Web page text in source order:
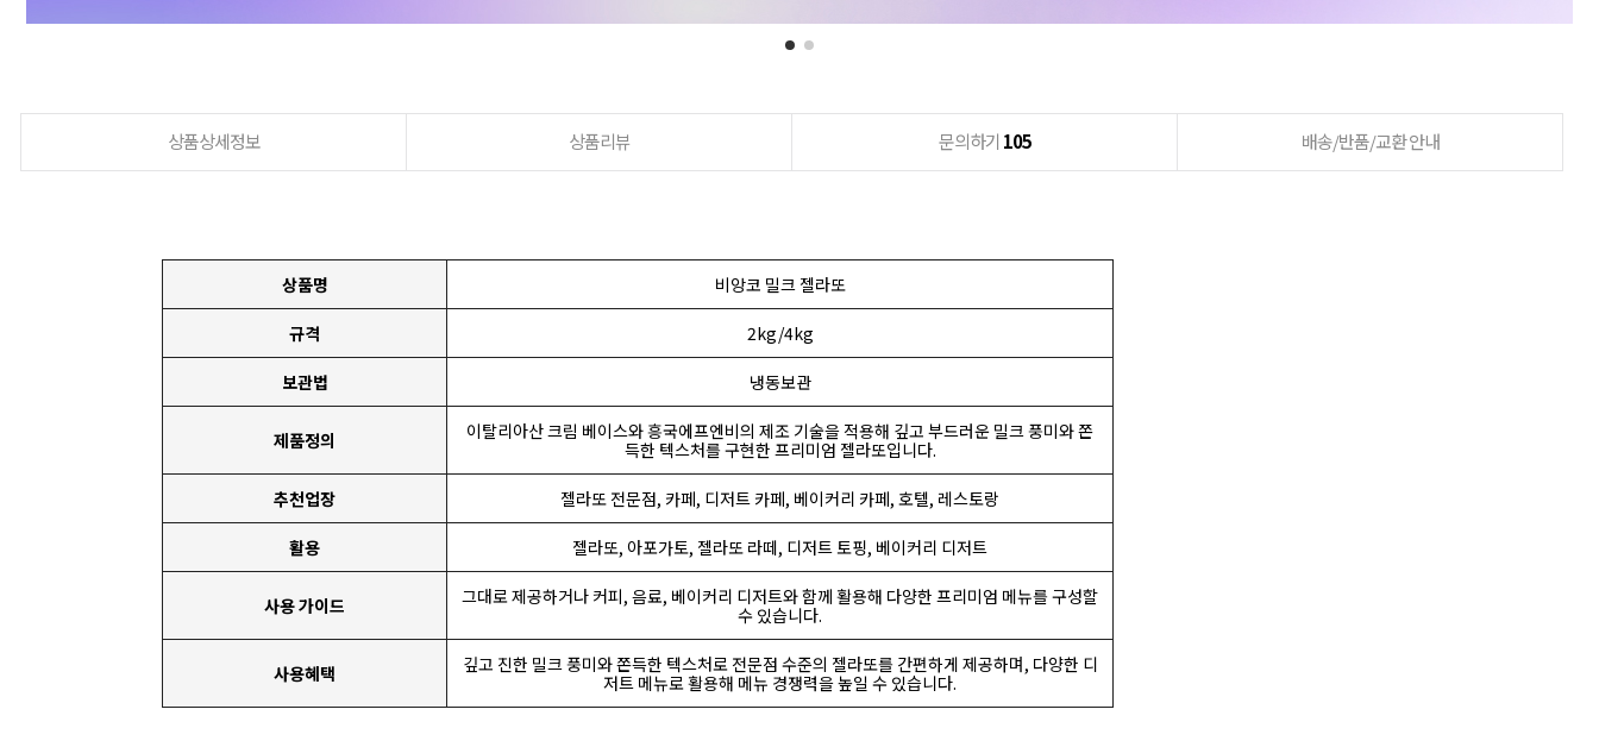
상품상세정보 상품리뷰 문의하기 105 배송/반품/교환 안내
상품명 비앙코 밀크 젤라또
규격 2kg/4kg
보관법 냉동보관
제품정의
이탈리아산 크림 베이스와 흥국에프엔비의 제조 기술을 적용해 깊고 부드러운 밀크 풍미와 쫀
득한 텍스처를 구현한 프리미엄 젤라또입니다.
추천업장 젤라또 전문점, 카페, 디저트 카페, 베이커리 카페, 호텔, 레스토랑
활용 젤라또, 아포가토, 젤라또 라떼, 디저트 토핑, 베이커리 디저트
사용 가이드
그대로 제공하거나 커피, 음료, 베이커리 디저트와 함께 활용해 다양한 프리미엄 메뉴를 구성할
수 있습니다.
사용혜택
깊고 진한 밀크 풍미와 쫀득한 텍스처로 전문점 수준의 젤라또를 간편하게 제공하며, 다양한 디
저트 메뉴로 활용해 메뉴 경쟁력을 높일 수 있습니다.